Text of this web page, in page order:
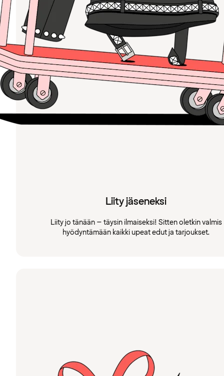
Liity jäseneksi
Liity jo tänään – täysin ilmaiseksi! Sitten oletkin valmis
hyödyntämään kaikki upeat edut ja tarjoukset.